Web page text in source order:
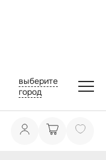
выберите
город